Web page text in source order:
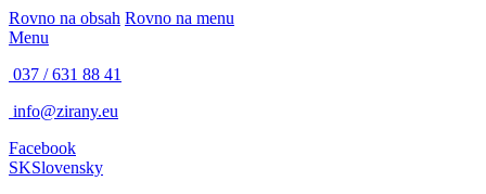
Rovno na obsah Rovno na menu
Menu
037 / 631 88 41
info@zirany.eu
Facebook
SKSlovensky